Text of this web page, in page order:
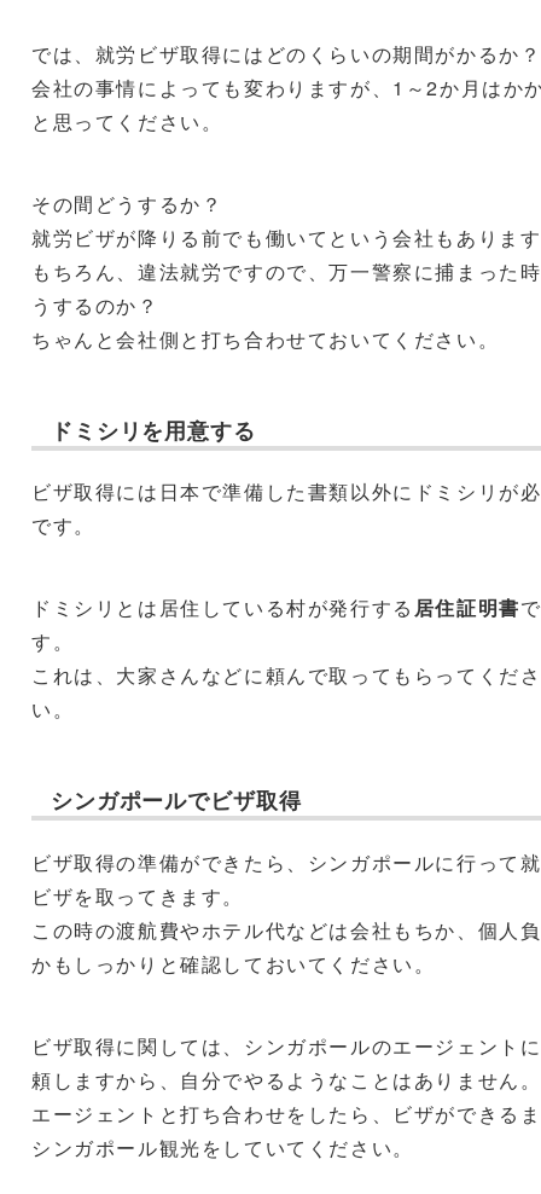
では、就労ビザ取得にはどのくらいの期間がかるか？
会社の事情によっても変わりますが、1～2か月はか
と思ってください。
その間どうするか？
就労ビザが降りる前でも働いてという会社もありま
もちろん、違法就労ですので、万一警察に捕まった
うするのか？
ちゃんと会社側と打ち合わせておいてください。
ドミシリを用意する
ビザ取得には日本で準備した書類以外にドミシリが
です。
ドミシリとは居住している村が発行する 居住証明書で
す。
これは、大家さんなどに頼んで取ってもらってくださ
い。
シンガポールでビザ取得
ビザ取得の準備ができたら、シンガポールに行って
ビザを取ってきます。
この時の渡航費やホテル代などは会社もちか、個人
かもしっかりと確認しておいてください。
ビザ取得に関しては、シンガポールのエージェント
頼しますから、自分でやるようなことはありません。
エージェントと打ち合わせをしたら、ビザができる
シンガポール観光をしていてください。